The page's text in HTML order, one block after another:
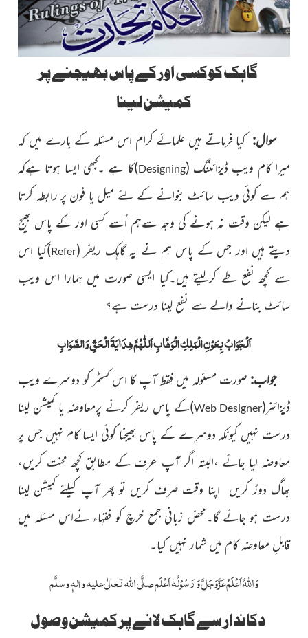
گاہک کوکسی اور کے پاس بھیجنے پر
کمیشن لینا
سوال: کیا فرماتے ہیں علمائے کرام اس مسئلہ کے بارے میں کہ
میرا کام ویب ڈیزائننگ (
Designing
)کا ہے ۔کبھی ایسا ہوتا ہےکہ
ہم سے کوئی ویب سائٹ بنوانے کے لئے میل یا فون پر رابطہ کرتا
ہے لیکن وقت نہ ہونے کی وجہ سےہم اُسے کسی اور کے پاس بھیج
دیتے ہیں اور جس کے پاس ہم نے یہ گاہک ریفر (
Refer
)کیا اس
سے کچھ نفع طے کرلیتے ہیں۔کیا ایسی صورت میں ہمارا اس ویب
سائٹ بنانے والے سے نفع لینا درست ہے؟
اَلْجَوَابُ بِعَوْنِ الْمَلِکِ الْوَھَّابِ اَللّٰھُمَّ ھِدَایَۃَ الْحَقِّ وَالصَّوَابِ
جواب: صورت مسئولہ میں فقط آپ کا اس کسٹمر کو دوسرے ویب
ڈیزائنر(
Web Designer
)کے پاس ریفر کرنے پرمعاوضہ یا کمیشن لینا
درست نہیں کیونکہ دوسرے کے پاس بھیجنا کوئی ایسا کام نہیں جس پر
معاوضہ لیا جائے ،البتہ اگر آپ عرف کے مطابق کچھ محنت کریں،
بھاگ دوڑ کریں اپنا وقت صرف کریں تو پھر آپ کیلئے کمیشن لینا
درست ہو جائے گا۔محض زبانی جمع خرچ کو فقہاء نےاس مسئلہ میں
قابلِ معاوضہ کام میں شمار نہیں کیا۔
وَاللہُ اَعْلَمُ عَزَّوَجَلَّ وَ رَسُوْلُہٗ اَعْلَم صلَّی اللہ تعالٰی علیہ واٰلہٖ وسلَّم
دکاندار سے گاہک لانے پر کمیشن وصول